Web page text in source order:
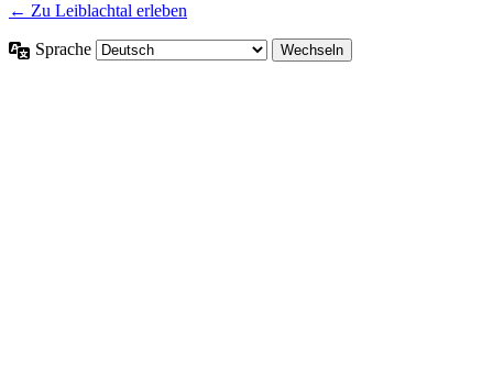
← Zu Leiblachtal erleben
Sprache